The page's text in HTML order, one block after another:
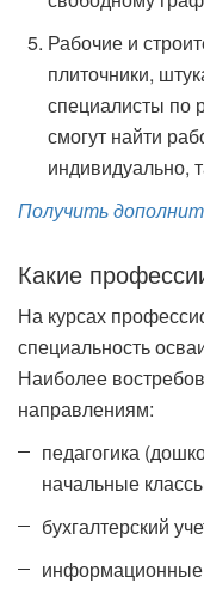
Рабочие и
плиточники,
специалисты по
смогут найти
индивидуально,
Получить
Какие
На курсах
специальность
Наиболее
направлениям:
педагогика
начальные
бухгалтерский
информационные